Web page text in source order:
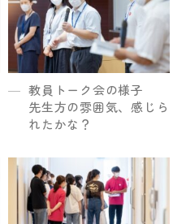
教員トーク会の様子
先生方の雰囲気、感じら
れたかな？